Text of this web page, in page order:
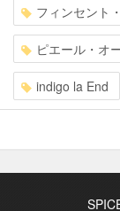
フィンセント
ピエール・オ
indigo la End